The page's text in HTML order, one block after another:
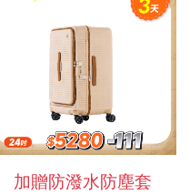
加贈防潑水防塵套